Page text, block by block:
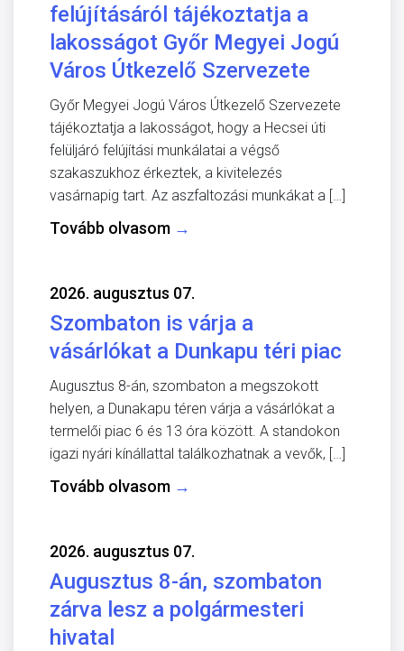
felújításáról tájékoztatja a
lakosságot Győr Megyei Jogú
Város Útkezelő Szervezete
Győr Megyei Jogú Város Útkezelő Szervezete
tájékoztatja a lakosságot, hogy a Hecsei úti
felüljáró felújítási munkálatai a végső
szakaszukhoz érkeztek, a kivitelezés
vasárnapig tart. Az aszfaltozási munkákat a […]
Tovább olvasom →
2026. augusztus 07.
Szombaton is várja a
vásárlókat a Dunkapu téri piac
Augusztus 8-án, szombaton a megszokott
helyen, a Dunakapu téren várja a vásárlókat a
termelői piac 6 és 13 óra között. A standokon
igazi nyári kínállattal találkozhatnak a vevők, […]
Tovább olvasom →
2026. augusztus 07.
Augusztus 8-án, szombaton
zárva lesz a polgármesteri
hivatal